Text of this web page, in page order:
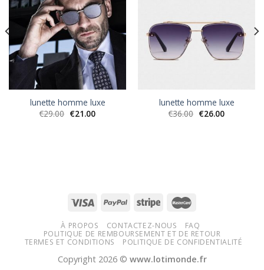
lunette homme luxe
€29.00 €21.00
lunette homme luxe
€36.00 €26.00
À PROPOS CONTACTEZ-NOUS
FAQ
POLITIQUE DE REMBOURSEMENT ET DE RETOUR
TERMES ET CONDITIONS
POLITIQUE DE CONFIDENTIALITÉ
Copyright 2026 © www.lotimonde.fr